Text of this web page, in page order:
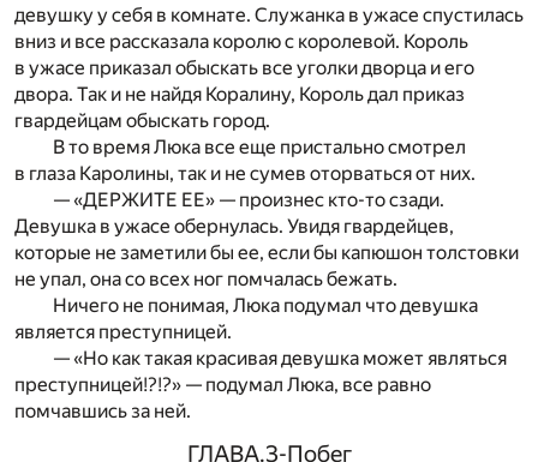
девушку у себя в комнате. Служанка в ужасе спустилась
вниз и все рассказала королю с королевой. Король
в ужасе приказал обыскать все уголки дворца и его
двора. Так и не найдя Коралину, Король дал приказ
гвардейцам обыскать город.
В то время Люка все еще пристально смотрел
в глаза Каролины, так и не сумев оторваться от них.
— «ДЕРЖИТЕ ЕЕ» — произнес кто-то сзади.
Девушка в ужасе обернулась. Увидя гвардейцев,
которые не заметили бы ее, если бы капюшон толстовки
не упал, она со всех ног помчалась бежать.
Ничего не понимая, Люка подумал что девушка
является преступницей.
— «Но как такая красивая девушка может являться
преступницей!?!?» — подумал Люка, все равно
помчавшись за ней.
ГЛАВА.3-Побег